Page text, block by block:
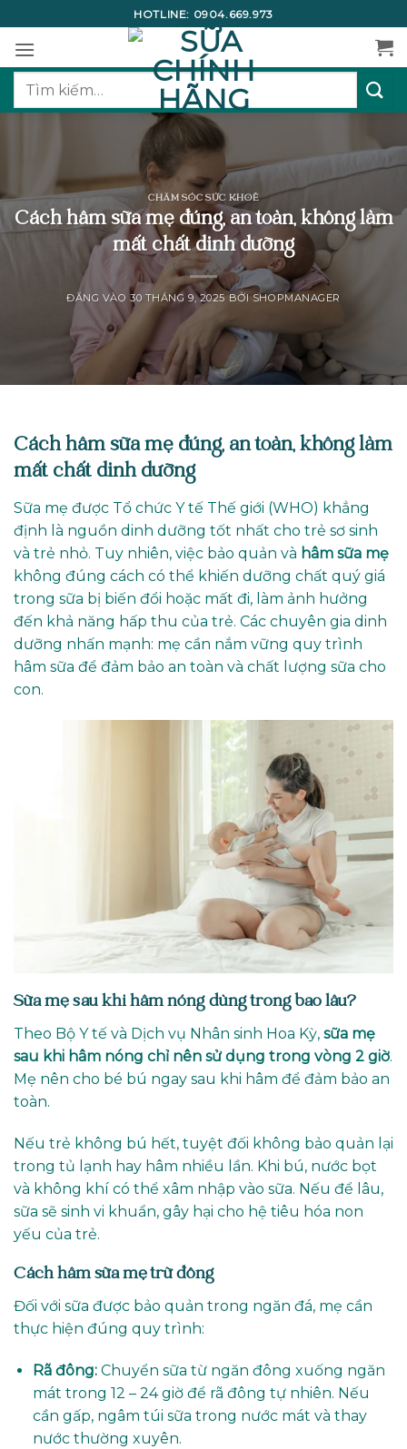
qua
nội
dung
HOTLINE: 0904.669.973
Tìm
CHĂM SÓC SỨC KHOẺ
Cách hâm sữa mẹ đúng, an toàn, không làm
mất chất dinh dưỡng
ĐĂNG VÀO30 THÁNG 9, 2025 BỞISHOPMANAGER
Cách hâm sữa mẹ đúng, an toàn, không làm
mất chất dinh dưỡng
Sữa mẹ được Tổ chức Y tế Thế giới (WHO) khẳng
định là nguồn dinh dưỡng tốt nhất cho trẻ sơ sinh
và trẻ nhỏ. Tuy nhiên, việc bảo quản và hâm sữa mẹ
không đúng cách có thể khiến dưỡng chất quý giá
trong sữa bị biến đổi hoặc mất đi, làm ảnh hưởng
đến khả năng hấp thu của trẻ. Các chuyên gia dinh
dưỡng nhấn mạnh: mẹ cần nắm vững quy trình
hâm sữa để đảm bảo an toàn và chất lượng sữa cho
con.
Sữa mẹ sau khi hâm nóng dùng trong bao lâu?
Theo Bộ Y tế và Dịch vụ Nhân sinh Hoa Kỳ, sữa mẹ
sau khi hâm nóng chỉ nên sử dụng trong vòng 2 giờ.
Mẹ nên cho bé bú ngay sau khi hâm để đảm bảo an
toàn.
Nếu trẻ không bú hết, tuyệt đối không bảo quản lại
trong tủ lạnh hay hâm nhiều lần. Khi bú, nước bọt
và không khí có thể xâm nhập vào sữa. Nếu để lâu,
sữa sẽ sinh vi khuẩn, gây hại cho hệ tiêu hóa non
yếu của trẻ.
Cách hâm sữa mẹ trữ đông
Đối với sữa được bảo quản trong ngăn đá, mẹ cần
thực hiện đúng quy trình:
Rã đông:Chuyển sữa từ ngăn đông xuống ngăn
mát trong 12 – 24 giờ để rã đông tự nhiên. Nếu
cần gấp, ngâm túi sữa trong nước mát và thay
nước thường xuyên.